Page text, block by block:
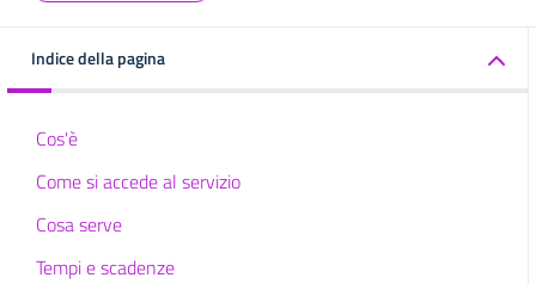
Indice della pagina
Cos'è
Come si accede al servizio
Cosa serve
Tempi e scadenze